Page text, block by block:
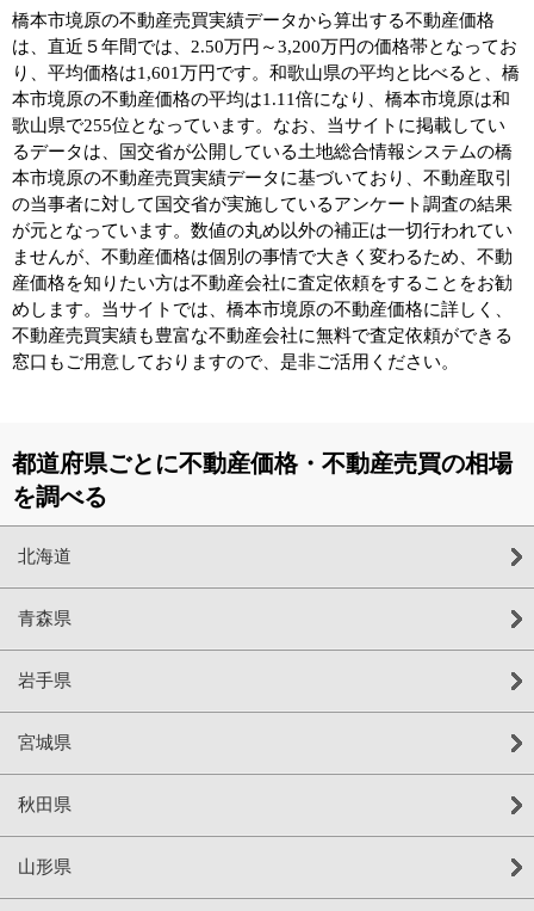
橋本市境原の不動産売買実績データから算出する不動産価格
は、直近５年間では、2.50万円～3,200万円の価格帯となってお
り、平均価格は1,601万円です。和歌山県の平均と比べると、橋
本市境原の不動産価格の平均は1.11倍になり、橋本市境原は和
歌山県で255位となっています。なお、当サイトに掲載してい
るデータは、国交省が公開している土地総合情報システムの橋
本市境原の不動産売買実績データに基づいており、不動産取引
の当事者に対して国交省が実施しているアンケート調査の結果
が元となっています。数値の丸め以外の補正は一切行われてい
ませんが、不動産価格は個別の事情で大きく変わるため、不動
産価格を知りたい方は不動産会社に査定依頼をすることをお勧
めします。当サイトでは、橋本市境原の不動産価格に詳しく、
不動産売買実績も豊富な不動産会社に無料で査定依頼ができる
窓口もご用意しておりますので、是非ご活用ください。
都道府県ごとに不動産価格・不動産売買の相場
を調べる
北海道
青森県
岩手県
宮城県
秋田県
山形県